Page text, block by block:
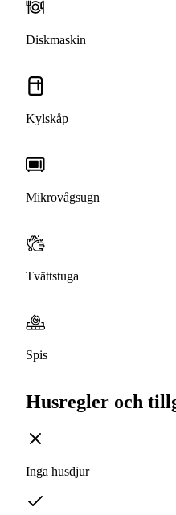
Diskmaskin
Kylskåp
Mikrovågsugn
Tvättstuga
Spis
Husregler och
Inga husdjur